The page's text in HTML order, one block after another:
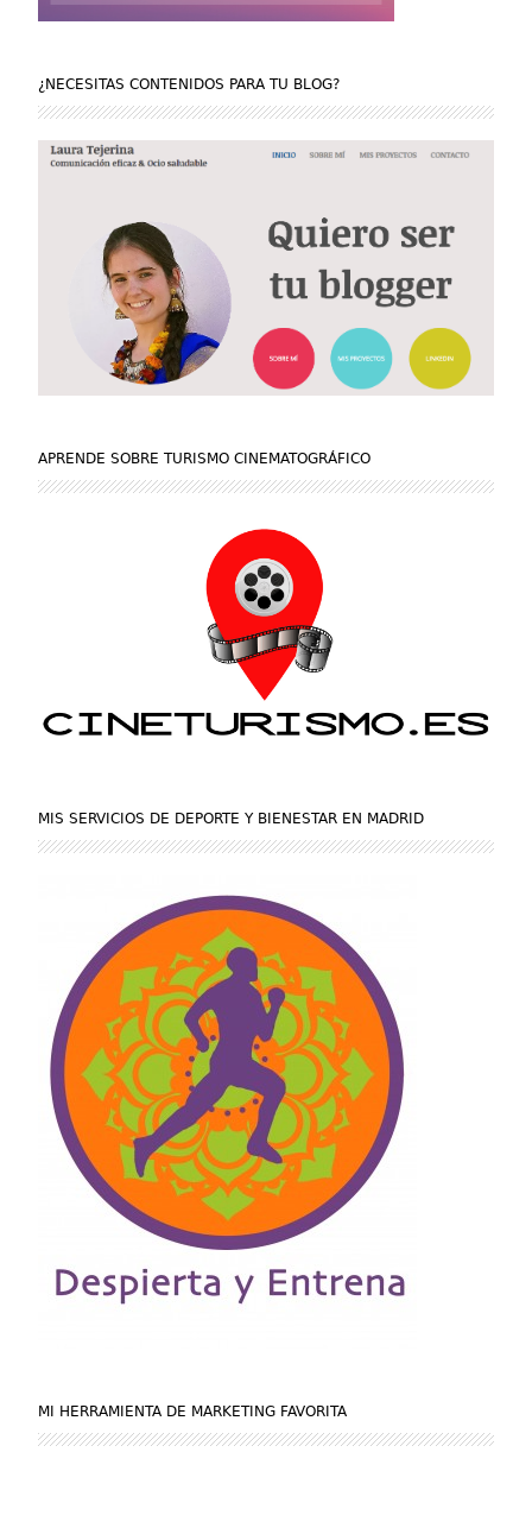
¿NECESITAS CONTENIDOS PARA TU BLOG?
APRENDE SOBRE TURISMO CINEMATOGRÁFICO
MIS SERVICIOS DE DEPORTE Y BIENESTAR EN MADRID
MI HERRAMIENTA DE MARKETING FAVORITA